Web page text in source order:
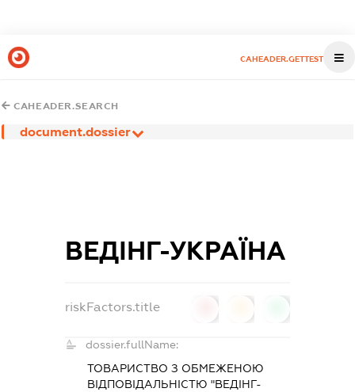
CAHEADER.GETTEST
CAHEADER.SEARCH
document.dossier
ВЕДІНГ-УКРАЇНА
riskFactors.title
dossier.fullName:
ТОВАРИСТВО З ОБМЕЖЕНОЮ
ВІДПОВІДАЛЬНІСТЮ "ВЕДІНГ-